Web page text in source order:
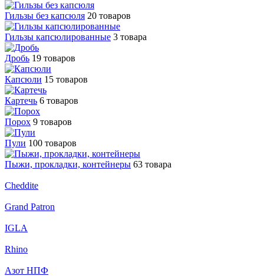
Гильзы без капсюля 20 товаров
Гильзы капсюлированные 3 товара
Дробь 19 товаров
Капсюли 15 товаров
Картечь 6 товаров
Порох 9 товаров
Пули 100 товаров
Пыжи, прокладки, контейнеры 63 товара
Cheddite
Grand Patron
IGLA
Rhino
Азот НПФ